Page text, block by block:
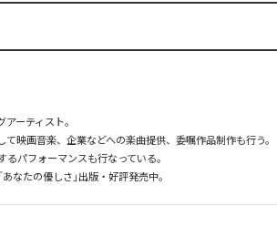
ーティスト。
映画音楽、企業などへの楽曲提供、委嘱作品制作も行う。
パフォーマンスも行なっている。